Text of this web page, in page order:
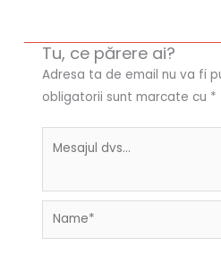
Tu, ce părere ai?
Adresa ta de email nu va fi
obligatorii sunt marcate cu *
Name*